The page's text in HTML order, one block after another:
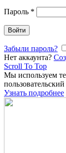
Пароль *
Войти
Забыли пароль?
Нет аккаунта?
Scroll To Top
Мы используем
Узнать подробнее